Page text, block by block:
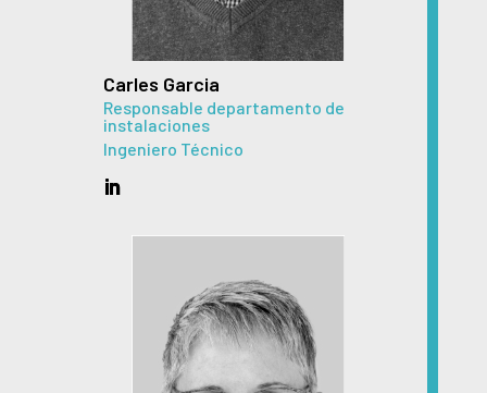
Carles Garcia
Responsable departamento de
instalaciones
Ingeniero Técnico